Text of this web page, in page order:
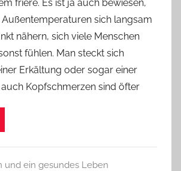
n
e
friere. Es ist ja auch bewiesen,
sich langsam
nähern, sich viele Menschen
fühlen. Man steckt sich
Erkältung oder sogar einer
Kopfschmerzen sind öfter
und ein gesundes Leben